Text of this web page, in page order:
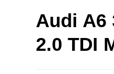
Audi A6
2.0 TDI